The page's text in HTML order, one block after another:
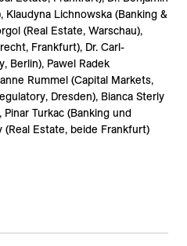
Lichnowska (Banking &
(Real Estate, Warschau),
Frankfurt), Dr. Carl-
Berlin), Pawel Radek
Rummel (Capital Markets,
Dresden), Bianca Sterly
Turkac (Banking und
(Real Estate, beide Frankfurt)